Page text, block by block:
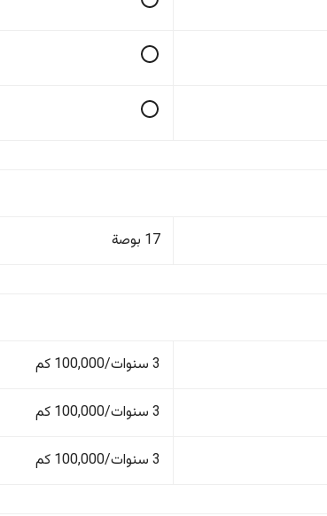
17 بوصة
3 سنوات/100,000 كم
3 سنوات/100,000 كم
3 سنوات/100,000 كم